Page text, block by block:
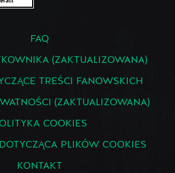
FAQ
(ZAKTUALIZOWANA)
TREŚCI FANOWSKICH
(ZAKTUALIZOWANA)
COOKIES
PLIKÓW COOKIES
KONTAKT